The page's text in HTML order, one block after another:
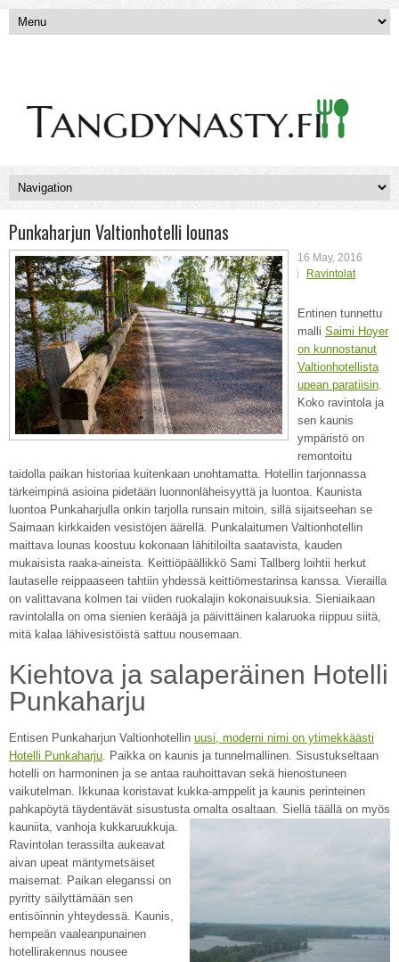
Punkaharjun Valtionhotelli lounas
16 May, 2016
Ravintolat
Entinen tunnettu
malli Saimi Hoyer
on kunnostanut
Valtionhotellista
upean paratiisin.
Koko ravintola ja
sen kaunis
ympäristö on
remontoitu
taidolla paikan historiaa kuitenkaan unohtamatta. Hotellin tarjonnassa
tärkeimpinä asioina pidetään luonnonläheisyyttä ja luontoa. Kaunista
luontoa Punkaharjulla onkin tarjolla runsain mitoin, sillä sijaitseehan se
Saimaan kirkkaiden vesistöjen äärellä. Punkalaitumen Valtionhotellin
maittava lounas koostuu kokonaan lähitiloilta saatavista, kauden
mukaisista raaka-aineista. Keittiöpäällikkö Sami Tallberg loihtii herkut
lautaselle reippaaseen tahtiin yhdessä keittiömestarinsa kanssa. Vierailla
on valittavana kolmen tai viiden ruokalajin kokonaisuuksia. Sieniaikaan
ravintolalla on oma sienien kerääjä ja päivittäinen kalaruoka riippuu siitä,
mitä kalaa lähivesistöistä sattuu nousemaan.
Kiehtova ja salaperäinen Hotelli
Punkaharju
Entisen Punkaharjun Valtionhotellin uusi, moderni nimi on ytimekkäästi
Hotelli Punkaharju. Paikka on kaunis ja tunnelmallinen. Sisustukseltaan
hotelli on harmoninen ja se antaa rauhoittavan sekä hienostuneen
vaikutelman. Ikkunaa koristavat kukka-amppelit ja kaunis perinteinen
pahkapöytä täydentävät sisustusta omalta osaltaan. Siellä täällä on myös
kauniita, vanhoja kukkaruukkuja.
Ravintolan terassilta aukeavat
aivan upeat mäntymetsäiset
maisemat. Paikan eleganssi on
pyritty säilyttämään sen
entisöinnin yhteydessä. Kaunis,
hempeän vaaleanpunainen
hotellirakennus nousee